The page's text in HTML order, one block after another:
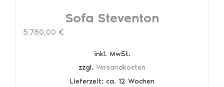
Sofa Steventon
5.780,00 €
inkl. MwSt.
zzgl. Versandkosten
Lieferzeit: ca. 12 Wochen